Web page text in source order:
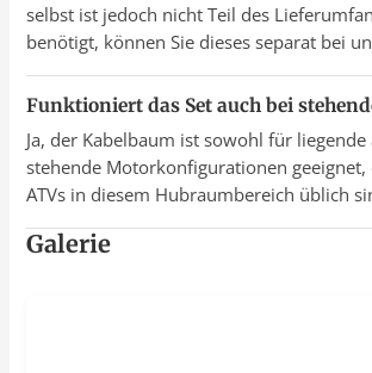
selbst ist jedoch nicht Teil des
benötigt, können Sie dieses separat bei
Funktioniert das Set auch bei
Ja, der Kabelbaum ist sowohl für
stehende Motorkonfigurationen geeignet,
ATVs in diesem Hubraumbereich üblich
Galerie